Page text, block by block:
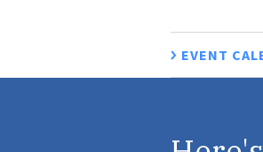
EVENT